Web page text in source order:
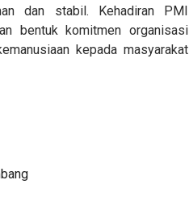
dan stabil. Kehadiran PMI
bentuk komitmen organisasi
kepada masyarakat